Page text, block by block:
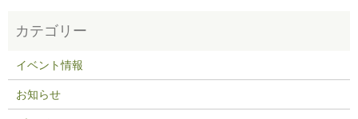
イベント情報
お知らせ